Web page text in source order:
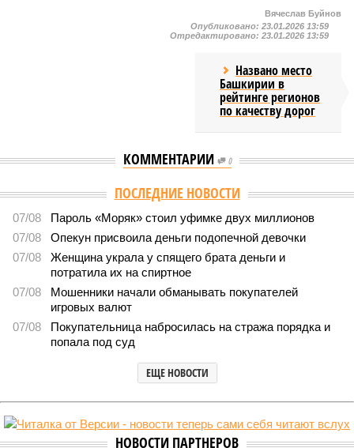
Вячеслав Буйнов
Опубликовано: 23.01.2026 13:59
Отредактировано: 23.01.2026 13:59
Названо место
Башкирии в
рейтинге регионов
по качеству дорог
КОММЕНТАРИИ 0
ПОСЛЕДНИЕ НОВОСТИ
07/08
Пароль «Моряк» стоил уфимке двух миллионов
07/08
Опекун присвоила деньги подопечной девочки
07/08
Женщина украла у спящего брата деньги и
потратила их на спиртное
07/08
Мошенники начали обманывать покупателей
игровых валют
07/08
Покупательница набросилась на стража порядка и
попала под суд
ЕЩЕ НОВОСТИ
НОВОСТИ ПАРТНЕРОВ